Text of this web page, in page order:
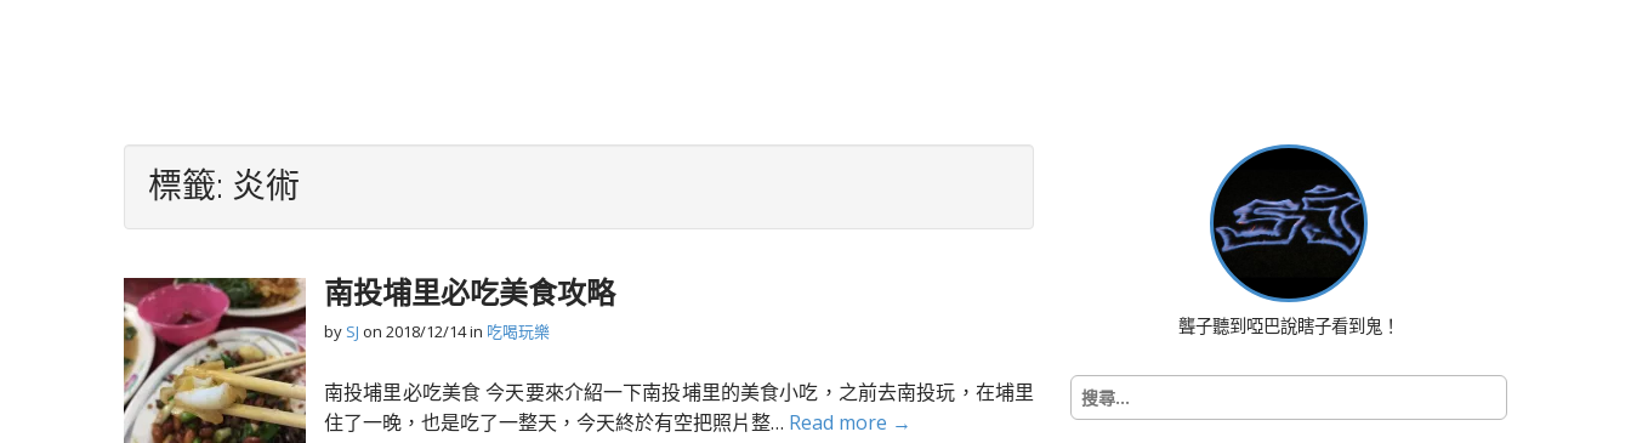
標籤: 炎術
南投埔里必吃美食攻略
by SJ on 2018/12/14in 吃喝玩樂
南投埔里必吃美食 今天要來介紹一下南投埔里的美食小吃，之前去南投玩，在埔里
住了一晚，也是吃了一整天，今天終於有空把照片整… Read more →
聾子聽到啞巴說瞎子看到鬼！
搜
尋